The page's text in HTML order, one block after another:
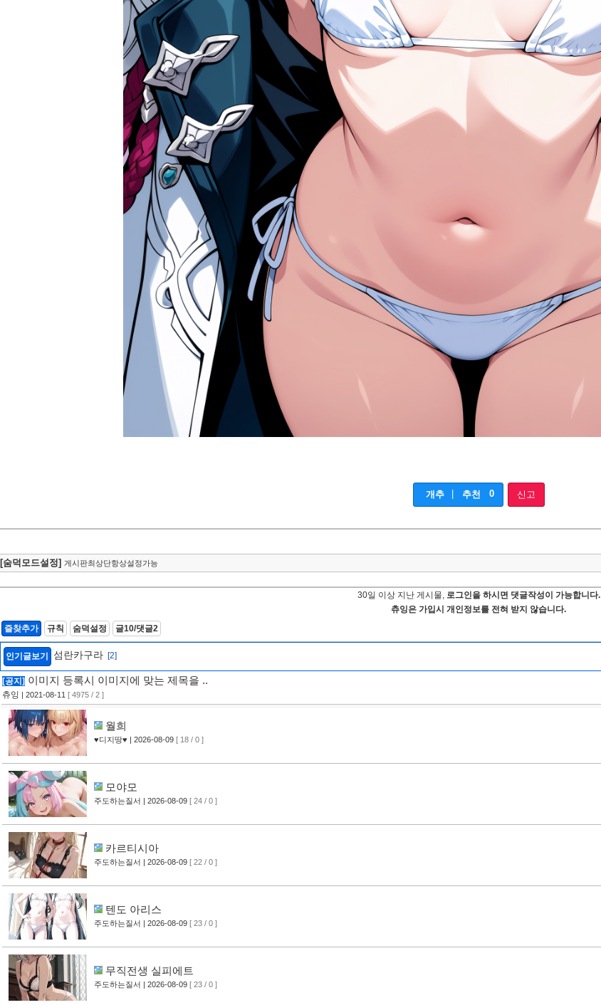
개추 추천 0 신고
[숨덕모드설정] 게시판최상단항상설정가능
30일 이상 지난 게시물, 로그인을 하시면 댓글작성이 가능합니다.
츄잉은 가입시 개인정보를 전혀 받지 않습니다.
즐찾추가
규칙 숨덕설정 글10/댓글2
인기글보기 섬란카구라 [2]
[공지] 이미지 등록시 이미지에 맞는 제목을 ..
츄잉 | 2021-08-11 [ 4975 / 2 ]
월희
♥디지땅♥ | 2026-08-09 [ 18 / 0 ]
모야모
주도하는질서 | 2026-08-09 [ 24 / 0 ]
카르티시아
주도하는질서 | 2026-08-09 [ 22 / 0 ]
텐도 아리스
주도하는질서 | 2026-08-09 [ 23 / 0 ]
무직전생 실피에트
주도하는질서 | 2026-08-09 [ 23 / 0 ]